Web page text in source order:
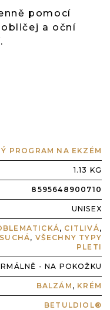
pomocí
a oční
PROGRAM NA EKZÉM
1.13 KG
8595648900710
UNISEX
, CITLIVÁ,
SUCHÁ, VŠECHNY TYPY
PLETI
- NA POKOŽKU
BALZÁM , KRÉM
BETULDIOL®